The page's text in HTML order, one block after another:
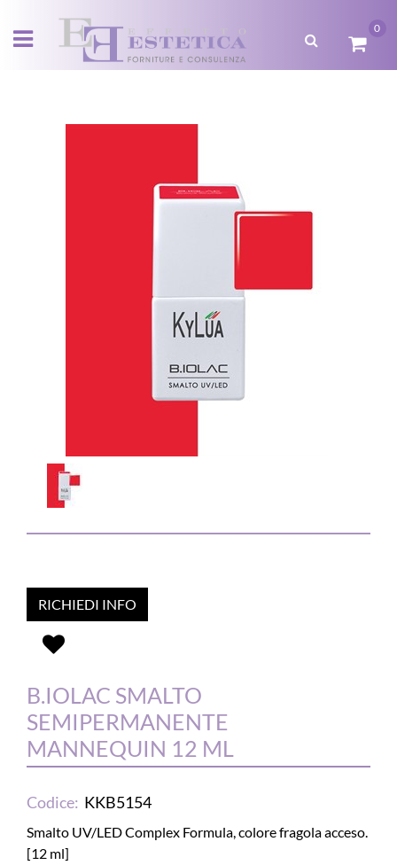
Open menu
0
RICHIEDI INFO
B.IOLAC SMALTO
SEMIPERMANENTE
MANNEQUIN 12 ML
Codice: KKB5154
Smalto UV/LED Complex Formula, colore fragola acceso.
[12 ml]